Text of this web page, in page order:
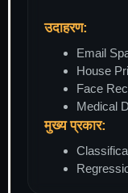
उदाहरण:
Email
House
Face
Medical
मुख्य प्रकार: